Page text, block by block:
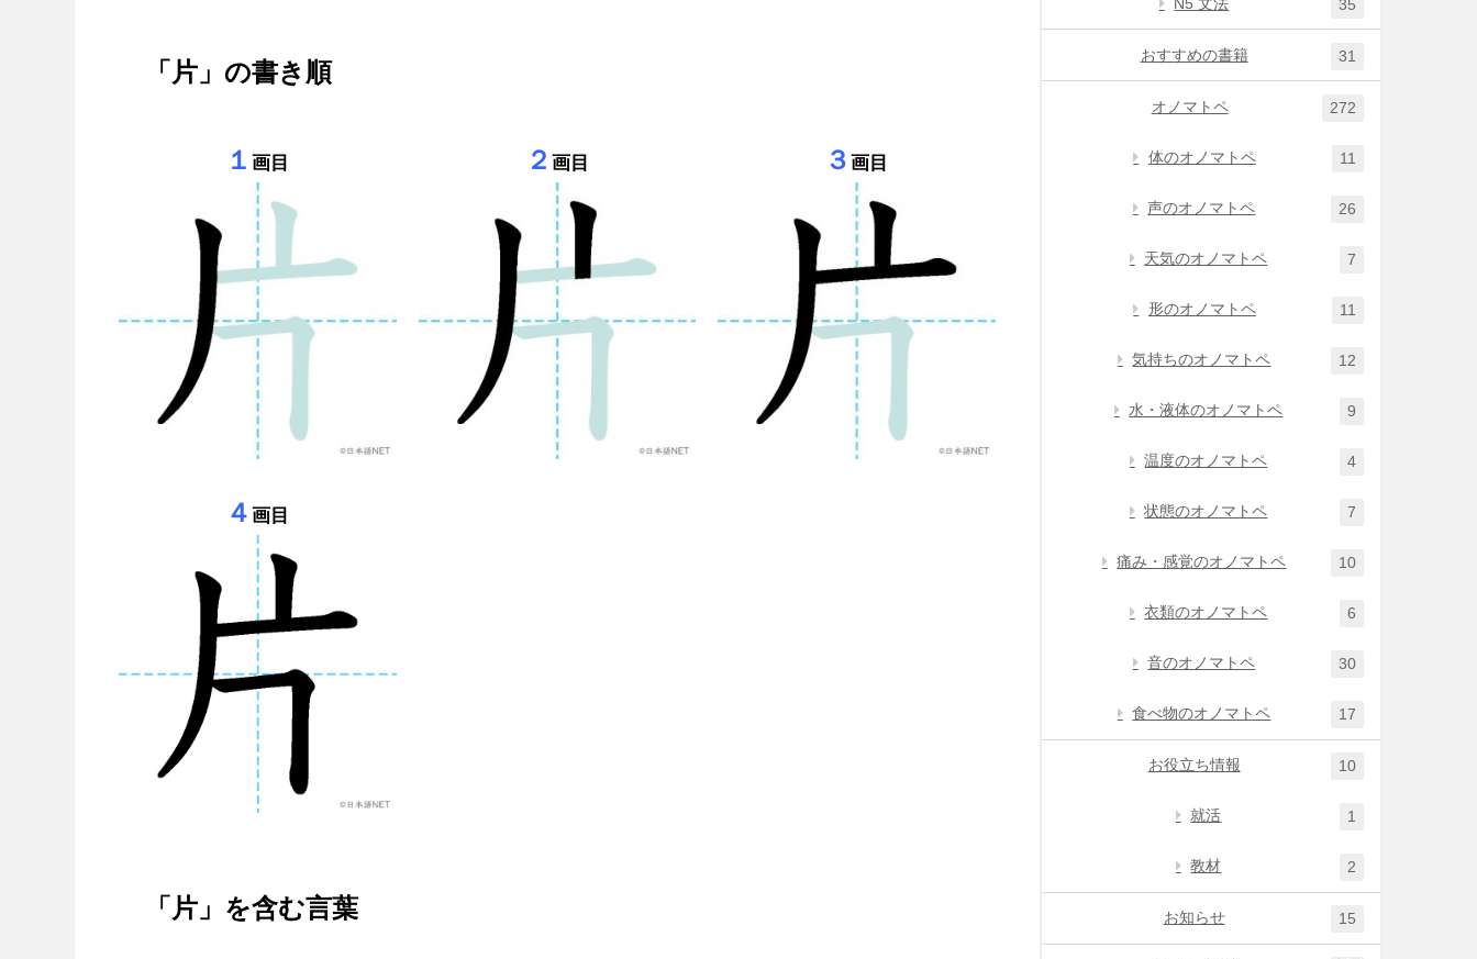
「片」の書き順
１画目 ２ 画目 ３画目
４画目
「片」を含む言葉
35
おすすめの書籍 31
オノマトペ 272
体のオノマトペ 11
声のオノマトペ 26
天気のオノマトペ 7
形のオノマトペ 11
気持ちのオノマトペ 12
水・液体のオノマトペ 9
温度のオノマトペ 4
状態のオノマトペ 7
痛み・感覚のオノマトペ 10
衣類のオノマトペ 6
音のオノマトペ 30
食べ物のオノマトペ 17
お役立ち情報 10
就活 1
教材 2
お知らせ 15